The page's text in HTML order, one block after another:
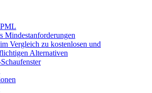
Mindestanforderungen
Vergleich zu kostenlosen und
Alternativen